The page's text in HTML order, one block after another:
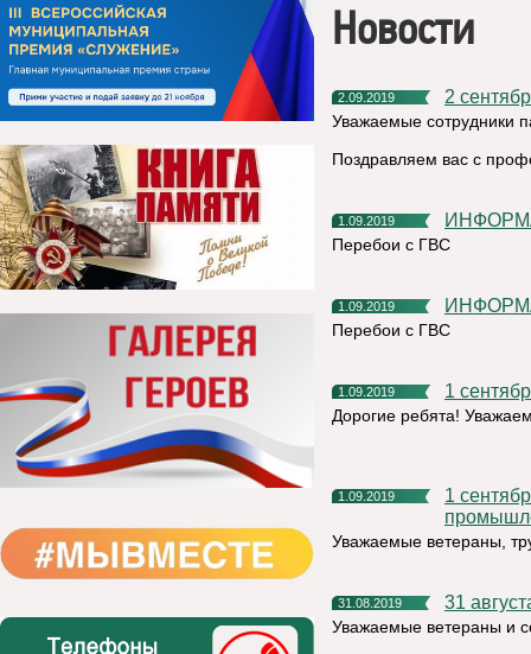
Новости
2.09.2019 2
Уважаемые сотрудники
Поздравляем вас с
1.09.2019
Перебои с ГВС
1.09.2019
Перебои с ГВС
1.09.2019 1
Дорогие ребята!
1.09.2019
1 сентября - День работников нефтяной, газовой и топливной
Уважаемые ветераны,
31.08.2019 31
Уважаемые ветераны и